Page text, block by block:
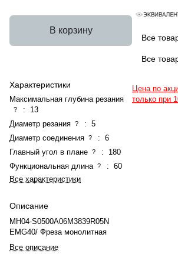
В корзину
Характеристики
Максимальная глубина резания
? :
13
Диаметр резания ? : 5
Диаметр соединения ? : 6
Главный угол в плане ? :
180
Функциональная длина ? : 60
Все характеристики
Описание
MH04-S0500A06M3839R05N
EMG40/ Фреза монолитная
Все описание
Все
Все
Цена по
только при